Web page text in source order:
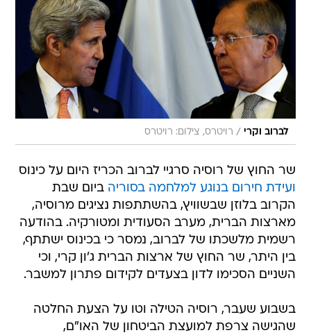
לברוב וקרי / רויטרס, צילום: רויטרס
שר החוץ של רוסיה סרגיי לברוב הכריז היום על כינוס
ועידת חירום בנוגע למלחמה בסוריה ביום שבת
הקרוב בלוזן שבשוויץ, בהשתתפות נציגים מרוסיה,
מארצות הברית, מערב הסעודית ומטורקיה. בהודעה
רשמית מלשכתו של לברוב, נמסר כי בכינוס ישתתף,
בין היתר, שר החוץ של ארצות הברית ג'ון קרי, וכי
השניים הסכימו לדון בצעדים לקידום פתרון למשבר.
בשבוע שעבר, רוסיה הטילה וטו על הצעת החלטה
שהגישה צרפת למועצת הביטחון של האו"ם,